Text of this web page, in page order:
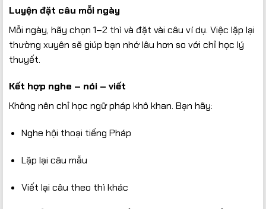
Luyện đặt câu mỗi ngày
Mỗi ngày, hãy chọn 1–2 thì và đặt vài câu ví dụ. Việc lặp lại
thường xuyên sẽ giúp bạn nhớ lâu hơn so với chỉ học lý
thuyết.
Kết hợp nghe – nói – viết
Không nên chỉ học ngữ pháp khô khan. Bạn hãy:
Nghe hội thoại tiếng Pháp
Lặp lại câu mẫu
Viết lại câu theo thì khác